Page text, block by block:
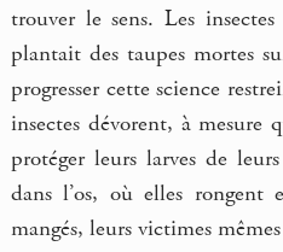
trouver le sens. Les
plantait des taupes mortes
progresser cette science
insectes dévorent, à mesure
protéger leurs larves de
dans l’os, où elles rongent
mangés, leurs victimes